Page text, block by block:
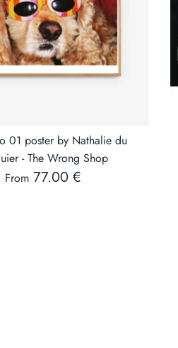
01 poster by Nathalie du
- The Wrong Shop
From 77.00 €